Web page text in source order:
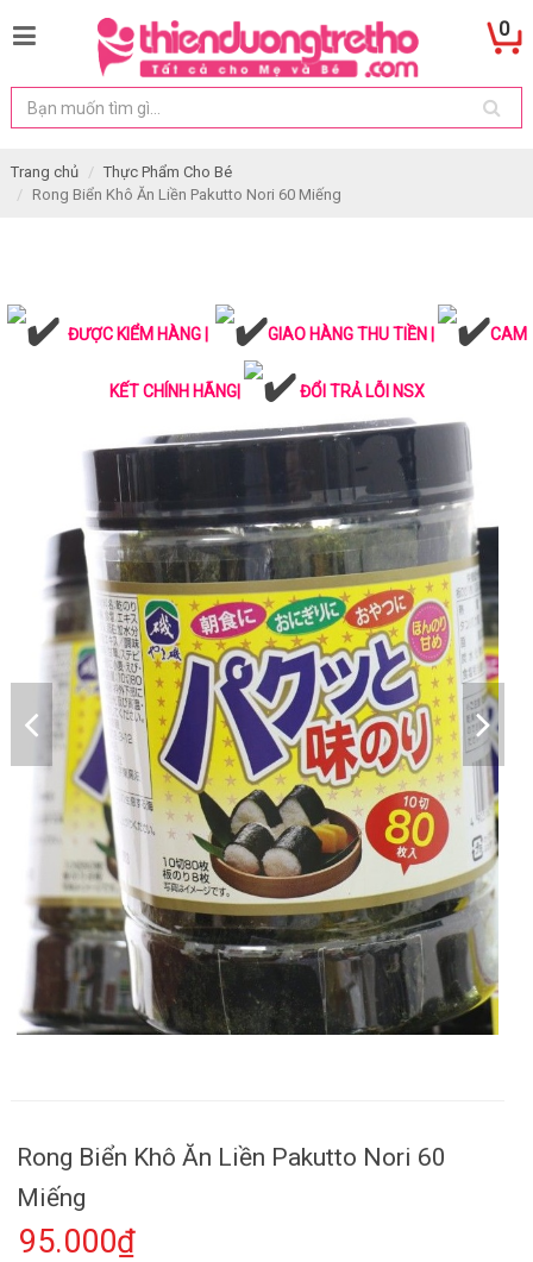
0
Trang chủ
Thực Phẩm Cho Bé
Rong Biển Khô Ăn Liền Pakutto Nori 60 Miếng
ĐƯỢC KIỂM HÀNG | GIAO HÀNG THU TIỀN | CAM
KẾT CHÍNH HÃNG| ĐỔI TRẢ LỖI NSX
Rong Biển Khô Ăn Liền Pakutto Nori 60
Miếng
95.000₫